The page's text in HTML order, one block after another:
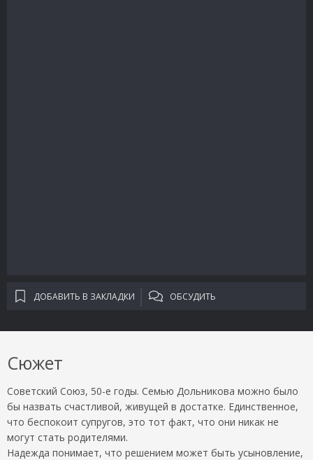
ДОБАВИТЬ В ЗАКЛАДКИ ОБСУДИТЬ
Сюжет
Советский Союз, 50-е годы. Семью Дольникова можно было
бы назвать счастливой, живущей в достатке. Единственное,
что беспокоит супругов, это тот факт, что они никак не
могут стать родителями.
Надежда понимает, что решением может быть усыновление,